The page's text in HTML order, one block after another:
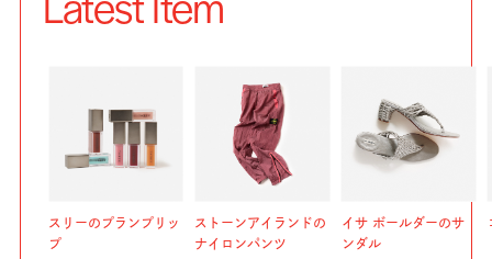
Latest Item
スリーのプランプリッ
プ
ストーンアイランドの
ナイロンパンツ
イサ ボールダーのサ
ンダル